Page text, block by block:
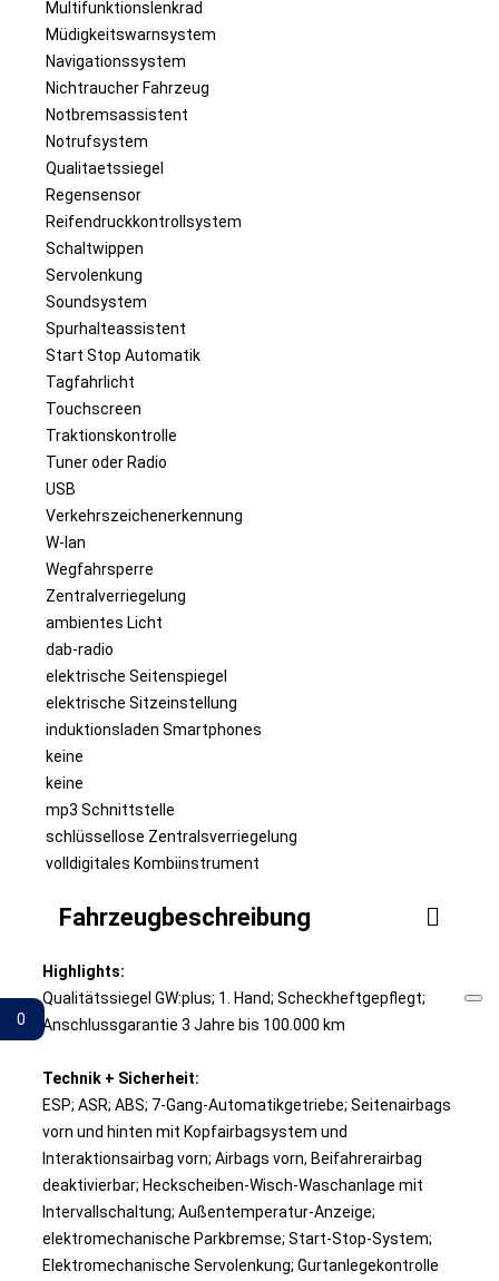
Multifunktionslenkrad
Müdigkeitswarnsystem
Navigationssystem
Nichtraucher Fahrzeug
Notbremsassistent
Notrufsystem
Qualitaetssiegel
Regensensor
Reifendruckkontrollsystem
Schaltwippen
Servolenkung
Soundsystem
Spurhalteassistent
Start Stop Automatik
Tagfahrlicht
Touchscreen
Traktionskontrolle
Tuner oder Radio
USB
Verkehrszeichenerkennung
W-lan
Wegfahrsperre
Zentralverriegelung
ambientes Licht
dab-radio
elektrische Seitenspiegel
elektrische Sitzeinstellung
induktionsladen Smartphones
keine
keine
mp3 Schnittstelle
schlüssellose Zentralsverriegelung
volldigitales Kombiinstrument
Fahrzeugbeschreibung
Highlights:
Qualitätssiegel GW:plus; 1. Hand; Scheckheftgepflegt;
Anschlussgarantie 3 Jahre bis 100.000 km
Technik + Sicherheit:
ESP; ASR; ABS; 7-Gang-Automatikgetriebe; Seitenairbags
vorn und hinten mit Kopfairbagsystem und
Interaktionsairbag vorn; Airbags vorn, Beifahrerairbag
deaktivierbar; Heckscheiben-Wisch-Waschanlage mit
Intervallschaltung; Außentemperatur-Anzeige;
elektromechanische Parkbremse; Start-Stop-System;
Elektromechanische Servolenkung; Gurtanlegekontrolle
0 Gemerkte Fahrzeuge